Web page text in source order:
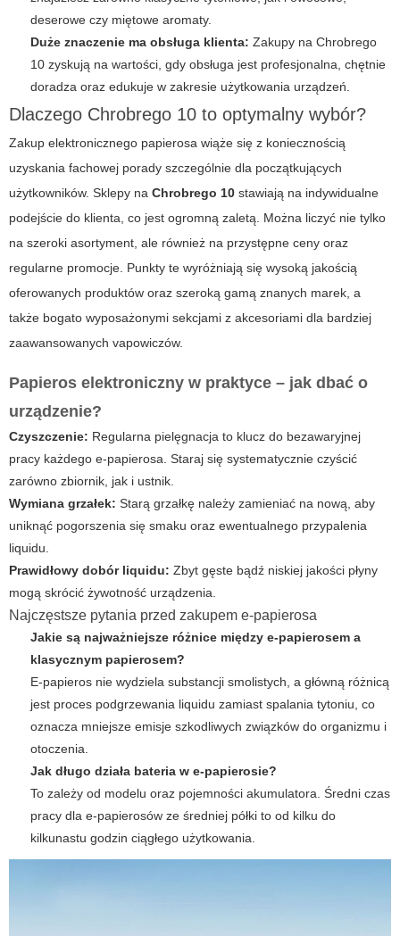
deserowe czy miętowe aromaty.
Duże znaczenie ma obsługa klienta: Zakupy na Chrobrego
10 zyskują na wartości, gdy obsługa jest profesjonalna, chętnie
doradza oraz edukuje w zakresie użytkowania urządzeń.
Dlaczego Chrobrego 10 to optymalny wybór?
Zakup elektronicznego papierosa wiąże się z koniecznością
uzyskania fachowej porady szczególnie dla początkujących
użytkowników. Sklepy na Chrobrego 10 stawiają na indywidualne
podejście do klienta, co jest ogromną zaletą. Można liczyć nie tylko
na szeroki asortyment, ale również na przystępne ceny oraz
regularne promocje. Punkty te wyróżniają się wysoką jakością
oferowanych produktów oraz szeroką gamą znanych marek, a
także bogato wyposażonymi sekcjami z akcesoriami dla bardziej
zaawansowanych vapowiczów.
Papieros elektroniczny w praktyce – jak dbać o
urządzenie?
Czyszczenie: Regularna pielęgnacja to klucz do bezawaryjnej
pracy każdego e-papierosa. Staraj się systematycznie czyścić
zarówno zbiornik, jak i ustnik.
Wymiana grzałek: Starą grzałkę należy zamieniać na nową, aby
uniknąć pogorszenia się smaku oraz ewentualnego przypalenia
liquidu.
Prawidłowy dobór liquidu: Zbyt gęste bądź niskiej jakości płyny
mogą skrócić żywotność urządzenia.
Najczęstsze pytania przed zakupem e-papierosa
Jakie są najważniejsze różnice między e-papierosem a
klasycznym papierosem?
E-papieros nie wydziela substancji smolistych, a główną różnicą
jest proces podgrzewania liquidu zamiast spalania tytoniu, co
oznacza mniejsze emisje szkodliwych związków do organizmu i
otoczenia.
Jak długo działa bateria w e-papierosie?
To zależy od modelu oraz pojemności akumulatora. Średni czas
pracy dla e-papierosów ze średniej półki to od kilku do
kilkunastu godzin ciągłego użytkowania.